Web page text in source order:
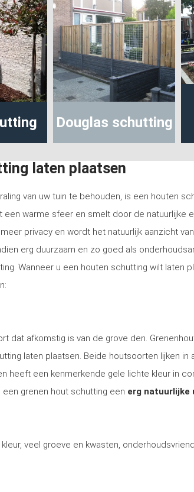
Douglas schutting
laten plaatsen
van uw tuin te behouden, is een houten
een warme sfeer en smelt door de natuurlijke
privacy en wordt het natuurlijk aanzicht
erg duurzaam en zo goed als
Wanneer u een houten schutting wilt laten
dat afkomstig is van de grove den.
laten plaatsen. Beide houtsoorten lijken in
heeft een kenmerkende gele lichte kleur in
grenen hout schutting een erg natuurlijke
veel groeve en kwasten,